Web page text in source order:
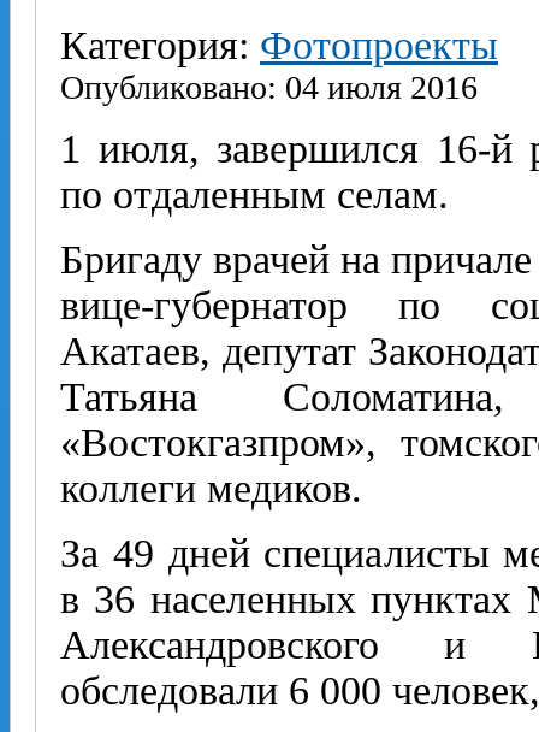
Категория: Фотопроекты
Опубликовано: 04 июля 2016
1 июля, завершился 16-й
по отдаленным селам.
Бригаду врачей на
вице-губернатор по
Акатаев, депутат
Татьяна
«Востокгазпром»,
коллеги медиков.
За 49 дней специалисты
в 36 населенных пунктах
Александровского и
обследовали 6 000